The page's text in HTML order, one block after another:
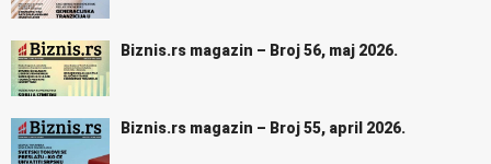
Biznis.rs magazin – Broj 56, maj 2026.
Biznis.rs magazin – Broj 55, april 2026.